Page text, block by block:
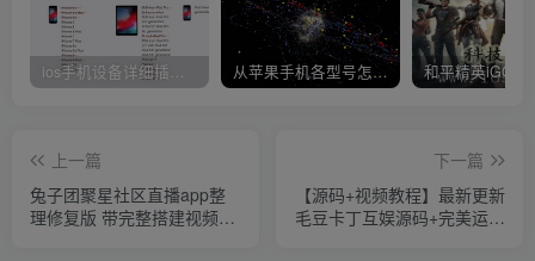
ios手机设备详细插件平刷教程 从苹果手机各型号怎么越狱到怎么开科技完整教程
上一篇
兔子团聚星社区直播app整
理修复版 带完整搭建视频教
下一篇
【源码+视频教程】最新更新
毛豆卡丁互娱源码+完美运营